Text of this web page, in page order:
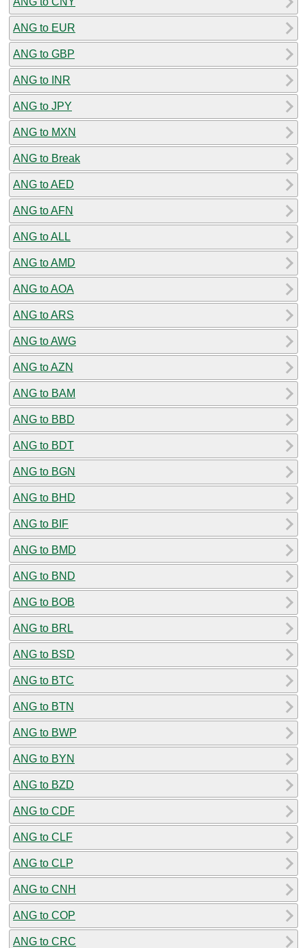
ANG to EUR
ANG to GBP
ANG to INR
ANG to JPY
ANG to MXN
ANG to Break
ANG to AED
ANG to AFN
ANG to ALL
ANG to AMD
ANG to AOA
ANG to ARS
ANG to AWG
ANG to AZN
ANG to BAM
ANG to BBD
ANG to BDT
ANG to BGN
ANG to BHD
ANG to BIF
ANG to BMD
ANG to BND
ANG to BOB
ANG to BRL
ANG to BSD
ANG to BTC
ANG to BTN
ANG to BWP
ANG to BYN
ANG to BZD
ANG to CDF
ANG to CLF
ANG to CLP
ANG to CNH
ANG to COP
ANG to CRC